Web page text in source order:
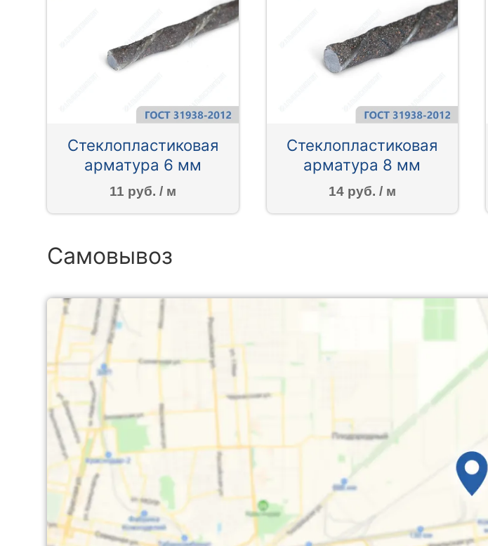
Стеклопластиковая
арматура 6 мм
11 руб. / м
Стеклопластиковая
арматура 8 мм
14 руб. / м
Самовывоз